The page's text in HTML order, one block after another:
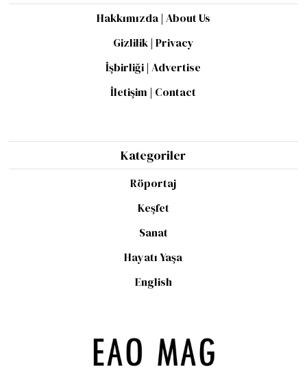
Hakkımızda | About Us
Gizlilik | Privacy
İşbirliği | Advertise
İletişim | Contact
Kategoriler
Röportaj
Keşfet
Sanat
Hayatı Yaşa
English